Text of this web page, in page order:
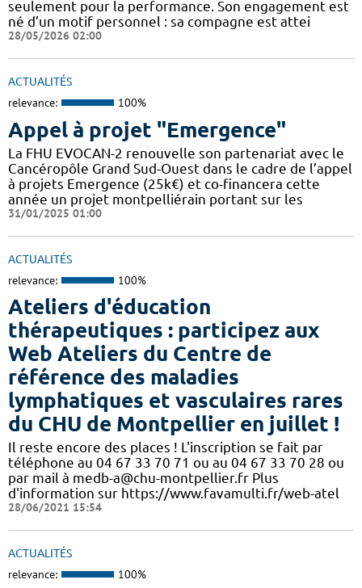
seulement pour la performance. Son engagement est
né d’un motif personnel : sa compagne est attei
28/05/2026 02:00
ACTUALITÉS
relevance: 100%
Appel à projet "Emergence"
La FHU EVOCAN-2 renouvelle son partenariat avec le
Cancéropôle Grand Sud-Ouest dans le cadre de l’appel
à projets Emergence (25k€) et co-financera cette
année un projet montpelliérain portant sur les
31/01/2025 01:00
ACTUALITÉS
relevance: 100%
Ateliers d'éducation
thérapeutiques : participez aux
Web Ateliers du Centre de
référence des maladies
lymphatiques et vasculaires rares
du CHU de Montpellier en juillet !
Il reste encore des places ! L'inscription se fait par
téléphone au 04 67 33 70 71 ou au 04 67 33 70 28 ou
par mail à medb-a@chu-montpellier.fr Plus
d'information sur https://www.favamulti.fr/web-atel
28/06/2021 15:54
ACTUALITÉS
relevance: 100%